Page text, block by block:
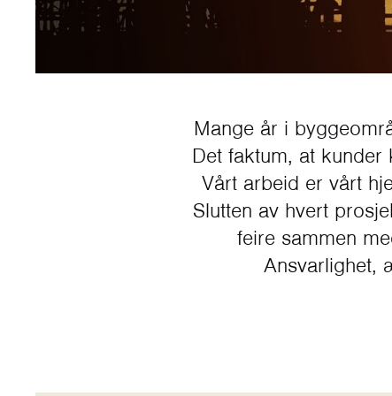
Mange år i
Det faktum, at
Vårt arbeid er vårt
Slutten av hvert
feire sammen
Ansvarlighet,